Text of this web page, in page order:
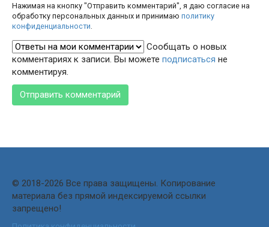
Нажимая на кнопку "Отправить комментарий", я даю согласие на
обработку персональных данных и принимаю политику
конфиденциальности
Сообщать о новых
комментариях к записи. Вы можете подписаться не
комментируя.
© 2018-2026 Все права защищены. Копирование
материала без прямой индексируемой ссылки
запрещено!